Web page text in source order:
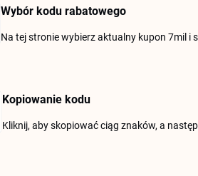
Wybór kodu rabatowego
Na tej stronie wybierz aktualny kupon 7mil i
Kopiowanie kodu
Kliknij, aby skopiować ciąg znaków, a